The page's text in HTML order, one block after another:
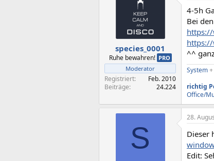
species_0001
Ruhe bewahren! PRO
Moderator
Registriert
Feb. 2010
Beiträge
24.224
4-5h
Bei
https://
https://
^^
System
richtig
Office/
S
28.
Dieser
Edit: